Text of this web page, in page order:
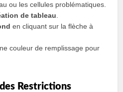
ou les cellules problématiques.
de tableau
en cliquant sur la flèche à
couleur de remplissage pour
Restrictions